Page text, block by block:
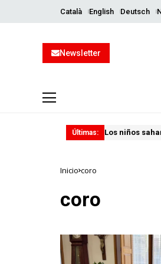
Català English Deutsch
Newsletter
Últimas: Los niños
Inicio coro
coro